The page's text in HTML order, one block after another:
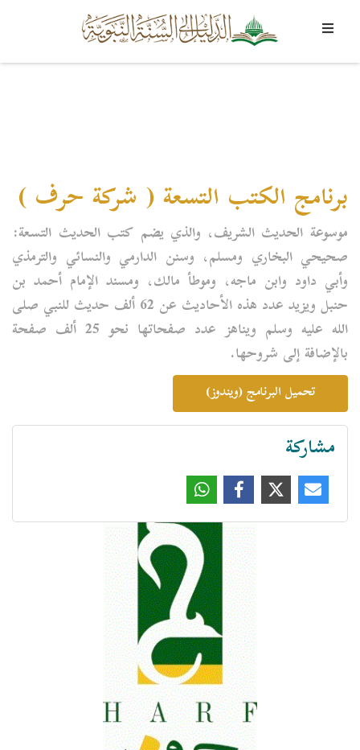
برنامج الكتب التسعة ( شركة حرف )
موسوعة الحديث الشريف، والذي يضم كتب الحديث التسعة:
صحيحي البخاري ومسلم، وسنن الدارمي والنسائي والترمذي
وأبي داود وابن ماجه، وموطأ مالك، ومسند الإمام أحمد بن
حنبل ويزيد عدد هذه الأحاديث عن 62 ألف حديث للنبي صلى
الله عليه وسلم ويناهز عدد صفحاتها نحو 25 ألف صفحة
بالإضافة إلى شروحها.
تحميل البرنامج (ويندوز)
مشاركة